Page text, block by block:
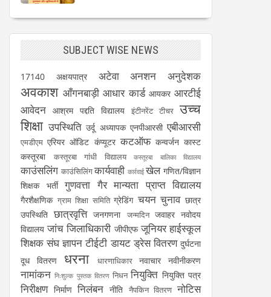
SUBJECT WISE NEWS
17140 अक्षयपात्र अटेवा अनशन अनुदेशक
अवकाश आँगनबाड़ी आधार कार्ड आयकर आरटीई
आवेदन आश्रम पद्दति विद्यालय इंटीनरेंट टीचर उच्च
शिक्षा उपस्थिति उर्दू अध्यापक एनपीआरसी एबीआरसी
एमडीएम एरियर ऑडिट कंप्यूटर कटऑफ कन्वर्जन कास्ट
कस्तूरबा
कस्तूरबा गांधी विद्यालय कस्तूरबा बालिका विद्यालय
काउंसलिंग काउंसिलिंग कार्यवाही कार्रवाई खेल गणित/विज्ञान
शिक्षक भर्ती
गुणवत्ता गैर मान्यता प्राप्त विद्यालय
गैरशैक्षणिक ग्राम शिक्षा समिति ग्रेडिंग चयन चुनाव छात्र
उपस्थिति छात्रवृत्ति जनगणना जन्मदिन जवाहर नवोदय
विद्यालय जांच जिलाधिकारी जीपीएफ जूनियर हाईस्कूल
शिक्षक संघ ज्ञापन टीईटी डायट ड्रेस वितरण दुर्घटना
दूध वितरण
धरना धारणाधिकार नवाचार नवीनीकरण
नामांकन निःशुल्क पुस्तक वितरण निधन नियुक्ति नियुक्ति पत्र
निरीक्षण निर्माण निलंबन नीति नैपकिन वितरण नोटिस